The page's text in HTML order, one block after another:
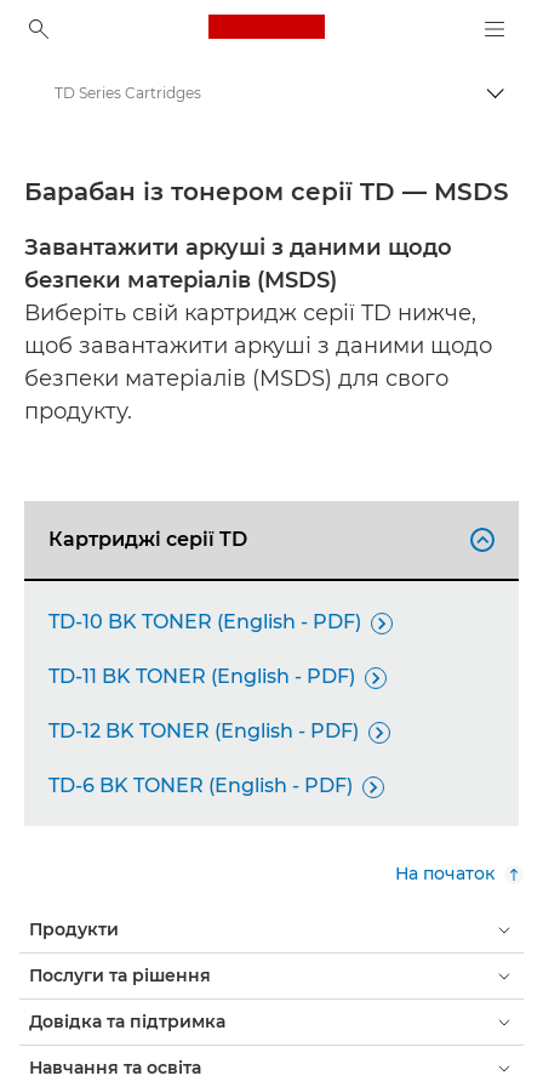
Canon Logo, back to
Material safety data sheets
TD Series Cartridges
Барабан із тонером серії TD — MSDS
Завантажити аркуші з даними щодо
безпеки матеріалів (MSDS)
Виберіть свій картридж серії TD нижче,
щоб завантажити аркуші з даними щодо
безпеки матеріалів (MSDS) для свого
продукту.
Картриджі серії TD 
TD-10 BK TONER (English - PDF) 
TD-11 BK TONER (English - PDF) 
TD-12 BK TONER (English - PDF) 
TD-6 BK TONER (English - PDF) 
На початок
Продукти
Послуги та рішення
Довідка та підтримка
Навчання та освіта